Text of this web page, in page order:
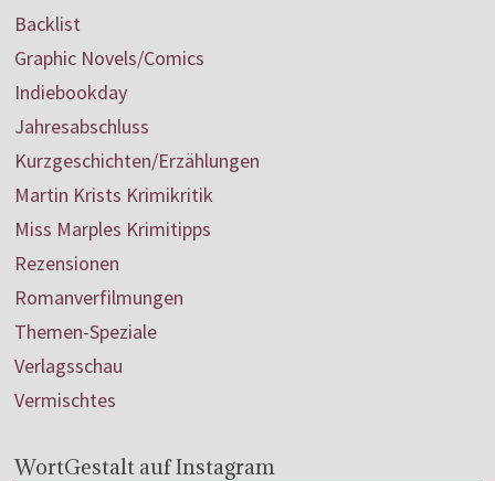
Backlist
Graphic Novels/Comics
Indiebookday
Jahresabschluss
Kurzgeschichten/Erzählungen
Martin Krists Krimikritik
Miss Marples Krimitipps
Rezensionen
Romanverfilmungen
Themen-Speziale
Verlagsschau
Vermischtes
WortGestalt auf Instagram